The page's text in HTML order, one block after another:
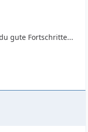
gute Fortschritte...